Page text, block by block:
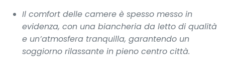
Il comfort delle camere è spesso messo in
evidenza, con una biancheria da letto di qualità
e un’atmosfera tranquilla, garantendo un
soggiorno rilassante in pieno centro città.